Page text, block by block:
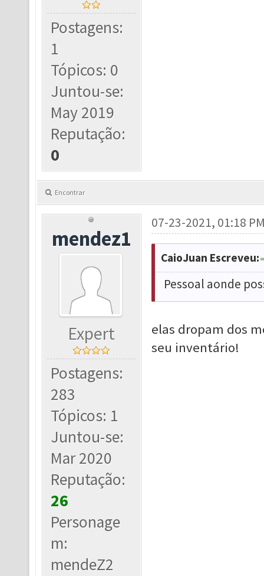
Postagens:
1
Tópicos: 0
Juntou-se:
May 2019
Reputação:
0
Encontrar
mendez1
Expert
Postagens:
283
Tópicos: 1
Juntou-se:
Mar 2020
Reputação:
26
Personage
m:
mendeZ2
07-23-2021, 01:18
CaioJuan Escreveu:
Pessoal aonde
elas dropam dos
seu inventário!